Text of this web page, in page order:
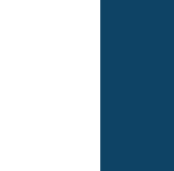
-유대인은
-유대의 지
?PART 2?
-머니골드
-돈을 좋아